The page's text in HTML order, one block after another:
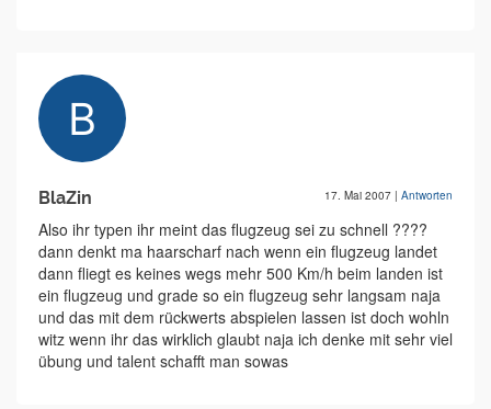
BlaZin 17. Mai 2007 | Antworten
Also ihr typen ihr meint das flugzeug sei zu schnell ????
dann denkt ma haarscharf nach wenn ein flugzeug landet
dann fliegt es keines wegs mehr 500 Km/h beim landen ist
ein flugzeug und grade so ein flugzeug sehr langsam naja
und das mit dem rückwerts abspielen lassen ist doch wohln
witz wenn ihr das wirklich glaubt naja ich denke mit sehr viel
übung und talent schafft man sowas